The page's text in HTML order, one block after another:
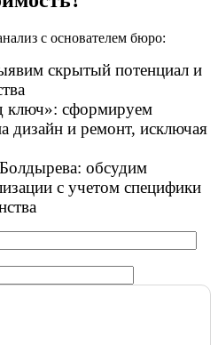
с основателем бюро:
скрытый потенциал и
ключ»: сформируем
дизайн и ремонт, исключая
обсудим
с учетом специфики